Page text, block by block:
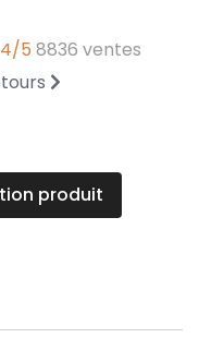
5 8836 ventes
produit